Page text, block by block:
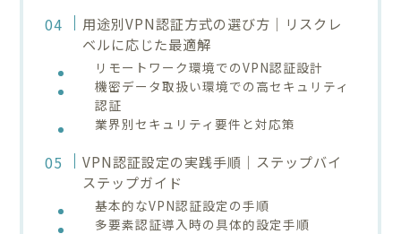
用途別VPN認証方式の選び方｜リスクレ
ベルに応じた最適解
リモートワーク環境でのVPN認証設計
機密データ取扱い環境での高セキュリティ
認証
業界別セキュリティ要件と対応策
VPN認証設定の実践手順｜ステップバイ
ステップガイド
基本的なVPN認証設定の手順
多要素認証導入時の具体的設定手順